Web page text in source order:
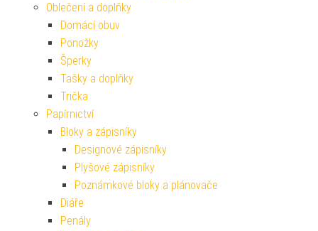
Oblečení a doplňky
Domácí obuv
Ponožky
Šperky
Tašky a doplňky
Trička
Papírnictví
Bloky a zápisníky
Designové zápisníky
Plyšové zápisníky
Poznámkové bloky a plánovače
Diáře
Penály